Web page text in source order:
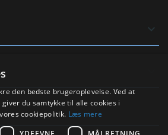
keyboard_arrow_down
den bedste brugeroplevelse. Ved at
du samtykke til alle cookies i
cookiepolitik. Læs mere